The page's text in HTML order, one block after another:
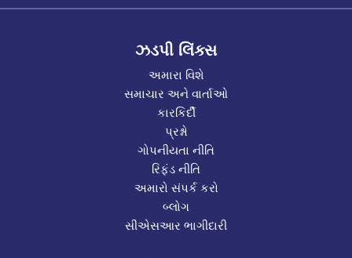
ઝડપી લિંક્સ
અમારા વિશે
સમાચાર અને વાર્તાઓ
કારકિર્દી
પ્રશ્નો
ગોપનીયતા નીતિ
રિફંડ નીતિ
અમારો સંપર્ક કરો
બ્લોગ
સીએસઆર ભાગીદારી